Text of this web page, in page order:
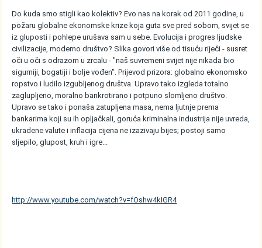
Do kuda smo stigli kao kolektiv? Evo nas na korak od 2011 godine, u
požaru globalne ekonomske krize koja guta sve pred sobom, svijet se
iz gluposti i pohlepe urušava sam u sebe. Evolucija i progres ljudske
civilizacije, moderno društvo? Slika govori više od tisuću riječi - susret
oči u oči s odrazom u zrcalu - "naš suvremeni svijet nije nikada bio
sigurniji, bogatiji i bolje vođen". Prijevod prizora: globalno ekonomsko
ropstvo i ludilo izgubljenog društva. Upravo tako izgleda totalno
zaglupljeno, moralno bankrotirano i potpuno slomljeno društvo.
Upravo se tako i ponaša zatupljena masa, nema ljutnje prema
bankarima koji su ih opljačkali, goruća kriminalna industrija nije uvreda,
ukradene valute i inflacija cijena ne izazivaju bijes; postoji samo
sljepilo, glupost, kruh i igre...
http://www.youtube.com/watch?v=fOshw4kIGR4